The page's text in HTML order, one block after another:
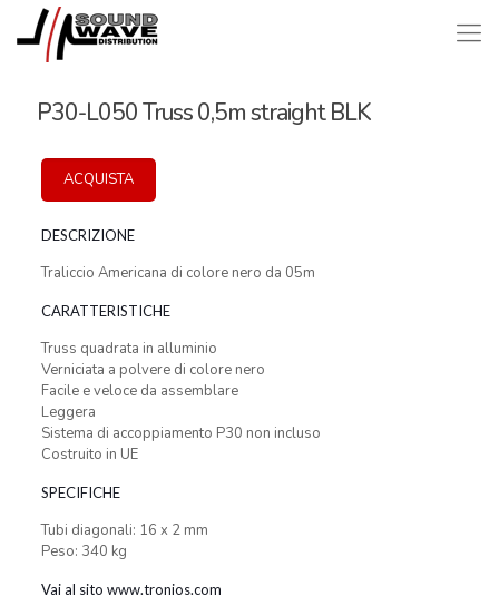
P30-L050 Truss 0,5m straight BLK
ACQUISTA
DESCRIZIONE
Traliccio Americana di colore nero da 05m
CARATTERISTICHE
Truss quadrata in alluminio
Verniciata a polvere di colore nero
Facile e veloce da assemblare
Leggera
Sistema di accoppiamento P30 non incluso
Costruito in UE
SPECIFICHE
Tubi diagonali: 16 x 2 mm
Peso: 340 kg
Vai al sito www.tronios.com